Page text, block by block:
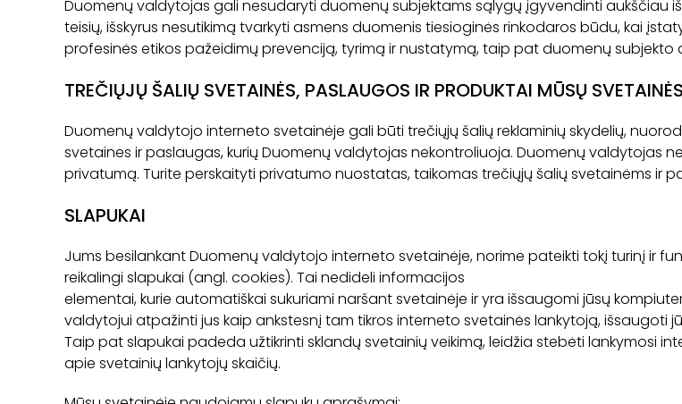
Duomenų valdytojas gali nesudaryti duomenų subjektams sąlygų įgyvendinti aukščiau
teisių, išskyrus nesutikimą tvarkyti asmens duomenis tiesioginės rinkodaros būdu, kai
profesinės etikos pažeidimų prevenciją, tyrimą ir nustatymą, taip pat duomenų subjekto
TREČIŲJŲ ŠALIŲ SVETAINĖS, PASLAUGOS IR PRODUKTAI MŪSŲ
Duomenų valdytojo interneto svetainėje gali būti trečiųjų šalių reklaminių skydelių,
svetaines ir paslaugas, kurių Duomenų valdytojas nekontroliuoja. Duomenų valdytojas
privatumą. Turite perskaityti privatumo nuostatas, taikomas trečiųjų šalių svetainėms ir
SLAPUKAI
Jums besilankant Duomenų valdytojo interneto svetainėje, norime pateikti tokį turinį ir
reikalingi slapukai (angl. cookies). Tai nedideli informacijos
elementai, kurie automatiškai sukuriami naršant svetainėje ir yra išsaugomi jūsų
valdytojui atpažinti jus kaip ankstesnį tam tikros interneto svetainės lankytoją, išsaugoti
Taip pat slapukai padeda užtikrinti sklandų svetainių veikimą, leidžia stebėti lankymosi
apie svetainių lankytojų skaičių.